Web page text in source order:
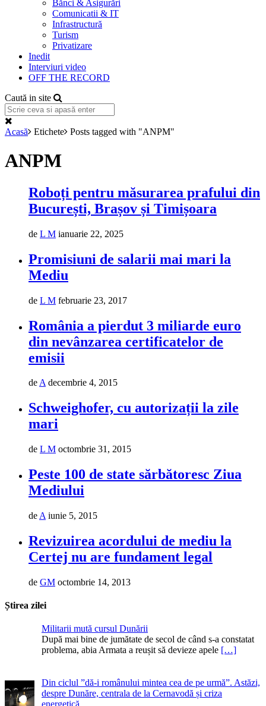
Bănci & Asigurări
Comunicatii & IT
Infrastructură
Turism
Privatizare
Inedit
Interviuri video
OFF THE RECORD
Caută in site
Acasă Etichete Posts tagged with "ANPM"
ANPM
Roboți pentru măsurarea prafului din
București, Brașov și Timișoara
de L M ianuarie 22, 2025
Promisiuni de salarii mai mari la
Mediu
de L M februarie 23, 2017
România a pierdut 3 miliarde euro
din nevânzarea certificatelor de
emisii
deA decembrie 4, 2015
Schweighofer, cu autorizații la zile
mari
de L M octombrie 31, 2015
Peste 100 de state sărbătoresc Ziua
Mediului
de A iunie 5, 2015
Revizuirea acordului de mediu la
Certej nu are fundament legal
de GM octombrie 14, 2013
Știrea zilei
Militarii mută cursul Dunării
După mai bine de jumătate de secol de când s-a constatat
problema, abia Armata a reușit să devieze apele […]
Din ciclul ”dă-i românului mintea cea de pe urmă”. Astăzi,
despre Dunăre, centrala de la Cernavodă și criza